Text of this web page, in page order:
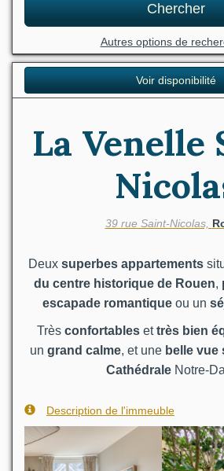
Chercher
Autres options de
Voir disponibilité
La Venelle
39 rue Saint-Nicolas,
Deux superbes appartements
du centre historique de Rouen,
escapade romantique ou un
Très confortables ettrès bien
un grand calme, et une belle vue
Cathédrale Notre-
Description de l'immeuble
Previous